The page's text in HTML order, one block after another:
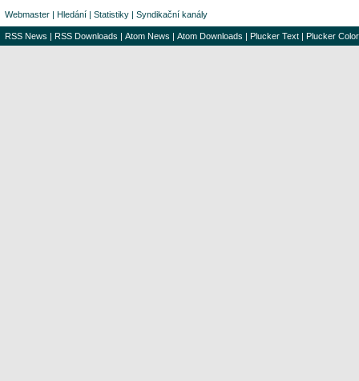
Webmaster | Hledání | Statistiky | Syndikační kanály
RSS News | RSS Downloads | Atom News | Atom Downloads | Plucker Text | Plucker Color